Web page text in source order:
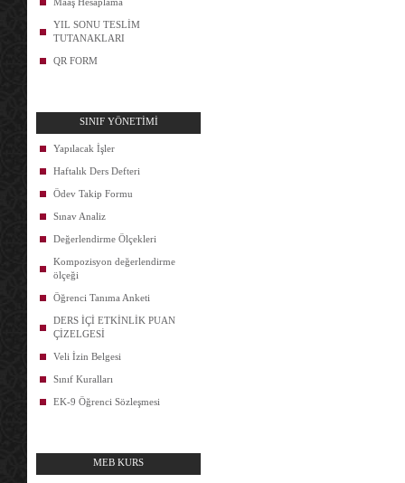
YIL SONU TESLİM
TUTANAKLARI
QR FORM
SINIF YÖNETİMİ
Yapılacak İşler
Haftalık Ders Defteri
Ödev Takip Formu
Sınav Analiz
Değerlendirme Ölçekleri
Kompozisyon değerlendirme
ölçeği
Öğrenci Tanıma Anketi
DERS İÇİ ETKİNLİK PUAN
ÇİZELGESİ
Veli İzin Belgesi
Sınıf Kuralları
EK-9 Öğrenci Sözleşmesi
MEB KURS